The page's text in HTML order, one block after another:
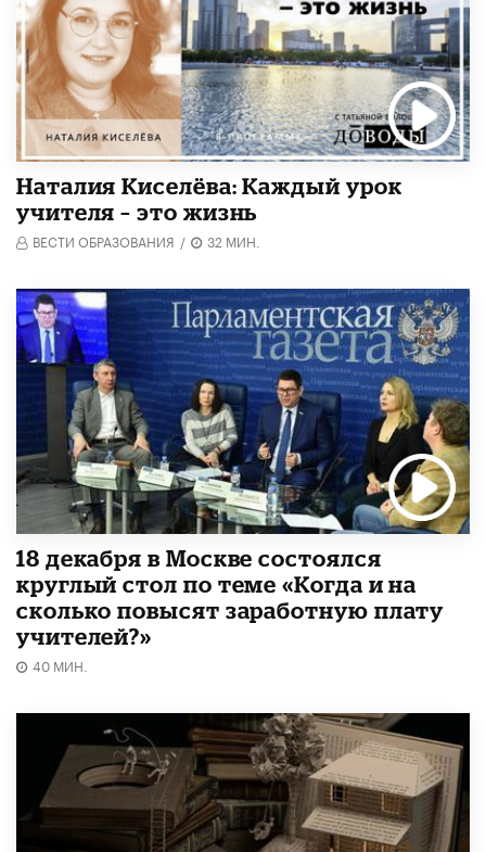
Наталия Киселёва: Каждый урок
учителя – это жизнь
ВЕСТИ ОБРАЗОВАНИЯ / 32 МИН.
18 декабря в Москве состоялся
круглый стол по теме «Когда и на
сколько повысят заработную плату
учителей?»
40 МИН.